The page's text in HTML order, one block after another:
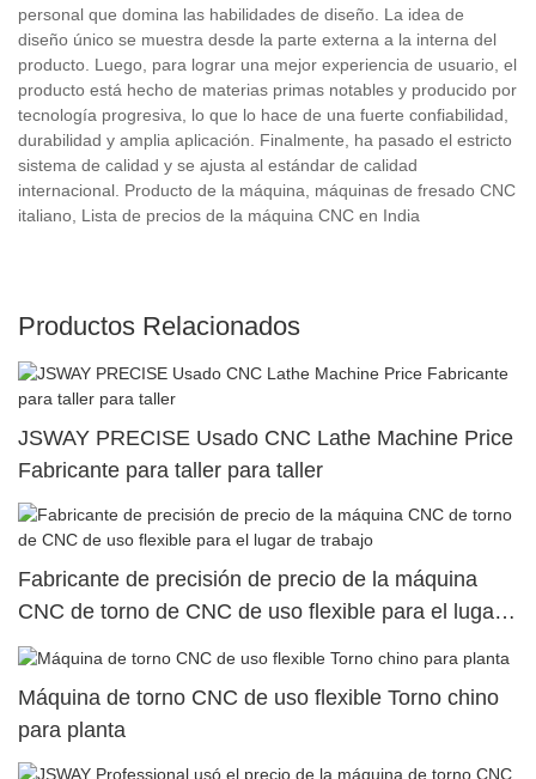
personal que domina las habilidades de diseño. La idea de
diseño único se muestra desde la parte externa a la interna del
producto. Luego, para lograr una mejor experiencia de usuario, el
producto está hecho de materias primas notables y producido por
tecnología progresiva, lo que lo hace de una fuerte confiabilidad,
durabilidad y amplia aplicación. Finalmente, ha pasado el estricto
sistema de calidad y se ajusta al estándar de calidad
internacional. Producto de la máquina, máquinas de fresado CNC
italiano, Lista de precios de la máquina CNC en India
Productos Relacionados
JSWAY PRECISE Usado CNC Lathe Machine Price
Fabricante para taller para taller
Fabricante de precisión de precio de la máquina
CNC de torno de CNC de uso flexible para el lugar
de trabajo
Máquina de torno CNC de uso flexible Torno chino
para planta